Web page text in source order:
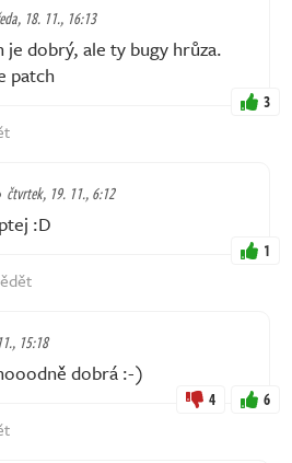
18. 11., 16:13
je dobrý, ale ty bugy hrůza.
patch
3
čtvrtek, 19. 11., 6:12
:D
1
15:18
dobrá :-)
4 6